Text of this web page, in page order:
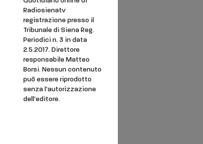
Radiosienatv
registrazione presso il
Tribunale di Siena Reg.
Periodici n. 3 in data
2.5.2017. Direttore
responsabile Matteo
Borsi. Nessun contenuto
può essere riprodotto
senza l'autorizzazione
dell'editore.